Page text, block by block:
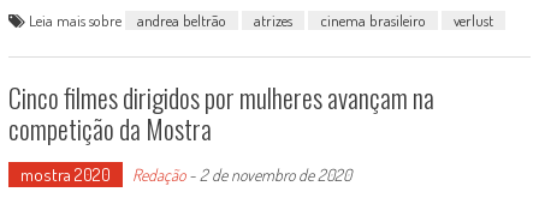
Leia mais sobre andrea beltrão atrizes cinema brasileiro verlust
Cinco filmes dirigidos por mulheres avançam na
competição da Mostra
mostra 2020 Redação- 2 de novembro de 2020